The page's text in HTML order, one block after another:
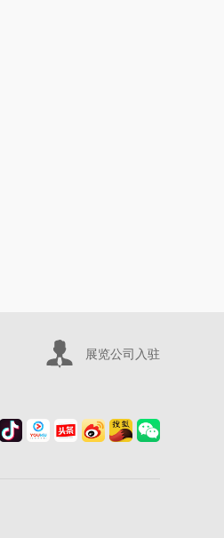
展览公司入驻